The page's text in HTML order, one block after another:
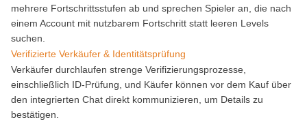
mehrere Fortschrittsstufen ab und sprechen Spieler an, die nach
einem Account mit nutzbarem Fortschritt statt leeren Levels
suchen.
Verifizierte Verkäufer & Identitätsprüfung
Verkäufer durchlaufen strenge Verifizierungsprozesse,
einschließlich ID-Prüfung, und Käufer können vor dem Kauf über
den integrierten Chat direkt kommunizieren, um Details zu
bestätigen.